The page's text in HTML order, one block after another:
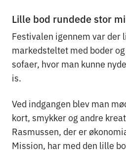
Lille bod rundede stor
Festivalen igennem var der
markedsteltet med boder
sofaer, hvor man kunne
is.
Ved indgangen blev man
kort, smykker og andre
Rasmussen, der er
Mission, har med den lille